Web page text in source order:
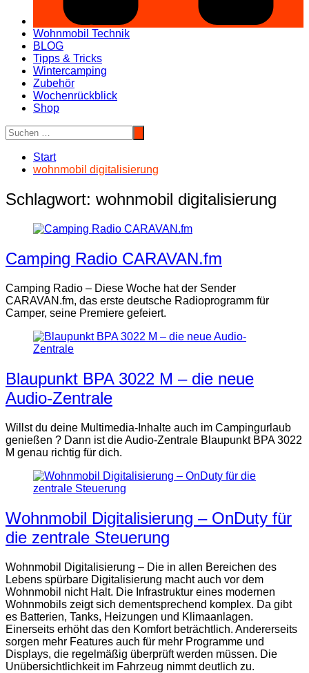
Wohnmobil Technik
BLOG
Tipps & Tricks
Wintercamping
Zubehör
Wochenrückblick
Shop
Start
wohnmobil digitalisierung
Schlagwort: wohnmobil digitalisierung
Camping Radio CARAVAN.fm
Camping Radio – Diese Woche hat der Sender
CARAVAN.fm, das erste deutsche Radioprogramm für
Camper, seine Premiere gefeiert.
Blaupunkt BPA 3022 M – die neue
Audio-Zentrale
Willst du deine Multimedia-Inhalte auch im Campingurlaub
genießen ? Dann ist die Audio-Zentrale Blaupunkt BPA 3022
M genau richtig für dich.
Wohnmobil Digitalisierung – OnDuty für
die zentrale Steuerung
Wohnmobil Digitalisierung – Die in allen Bereichen des
Lebens spürbare Digitalisierung macht auch vor dem
Wohnmobil nicht Halt. Die Infrastruktur eines modernen
Wohnmobils zeigt sich dementsprechend komplex. Da gibt
es Batterien, Tanks, Heizungen und Klimaanlagen.
Einerseits erhöht das den Komfort beträchtlich. Andererseits
sorgen mehr Features auch für mehr Programme und
Displays, die regelmäßig überprüft werden müssen. Die
Unübersichtlichkeit im Fahrzeug nimmt deutlich zu.